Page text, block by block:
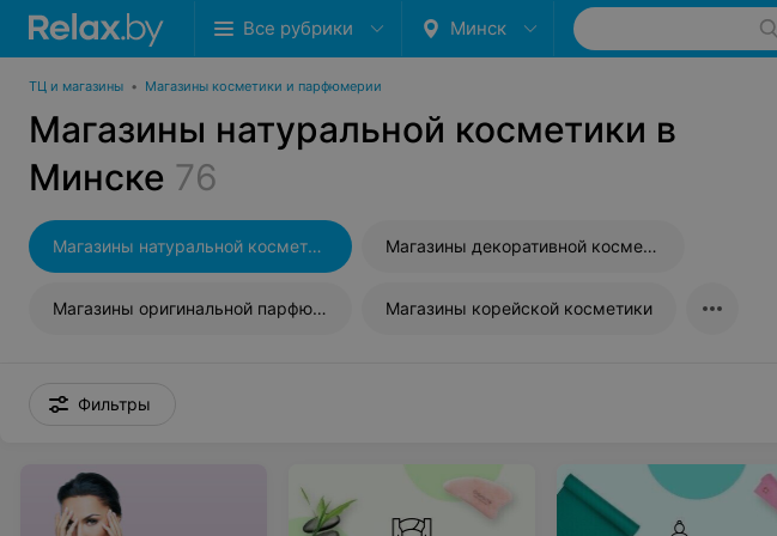
Все рубрики Минск
ТЦ и магазины • Магазины косметики и парфюмерии
Магазины натуральной косметики в
Минске 76
Магазины натуральной косметики Магазины декоративной косметики
Магазины оригинальной парфюмерии Магазины корейской косметики
Фильтры